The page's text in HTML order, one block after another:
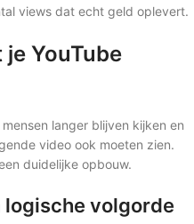
views dat echt geld oplevert.
YouTube
langer blijven kijken en
video ook moeten zien.
duidelijke opbouw.
logische volgorde